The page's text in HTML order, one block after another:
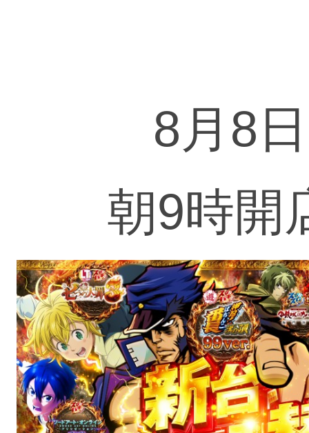
8月8日
朝9時開